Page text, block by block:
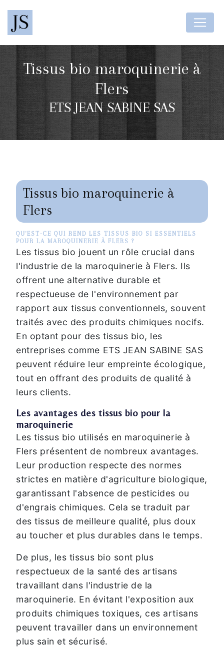
Tissus bio maroquinerie à
Flers
ETS JEAN SABINE SAS
Tissus bio maroquinerie à
Flers
QU'EST-CE QUI REND LES TISSUS BIO SI ESSENTIELS
POUR LA MAROQUINERIE À FLERS ?
Les tissus bio jouent un rôle crucial dans
l'industrie de la maroquinerie à Flers. Ils
offrent une alternative durable et
respectueuse de l'environnement par
rapport aux tissus conventionnels, souvent
traités avec des produits chimiques nocifs.
En optant pour des tissus bio, les
entreprises comme ETS JEAN SABINE SAS
peuvent réduire leur empreinte écologique,
tout en offrant des produits de qualité à
leurs clients.
Les avantages des tissus bio pour la
maroquinerie
Les tissus bio utilisés en maroquinerie à
Flers présentent de nombreux avantages.
Leur production respecte des normes
strictes en matière d'agriculture biologique,
garantissant l'absence de pesticides ou
d'engrais chimiques. Cela se traduit par
des tissus de meilleure qualité, plus doux
au toucher et plus durables dans le temps.
De plus, les tissus bio sont plus
respectueux de la santé des artisans
travaillant dans l'industrie de la
maroquinerie. En évitant l'exposition aux
produits chimiques toxiques, ces artisans
peuvent travailler dans un environnement
plus sain et sécurisé.